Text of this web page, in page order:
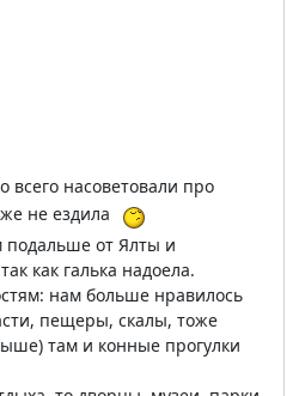
всего насоветовали про
не ездила
от Ялты и
как галька надоела.
нам больше нравилось
пещеры, скалы, тоже
там и конные прогулки